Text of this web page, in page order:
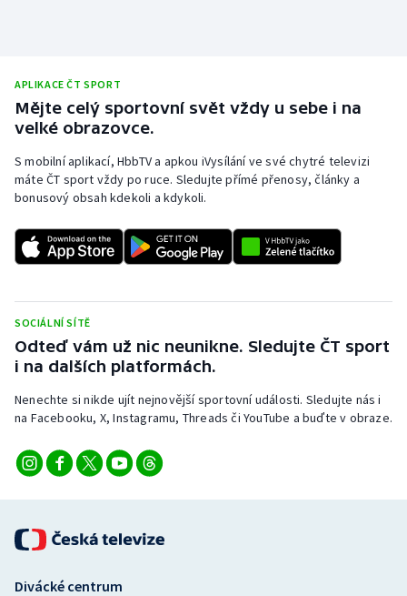
APLIKACE ČT SPORT
Mějte celý sportovní svět vždy u sebe i na
velké obrazovce.
S mobilní aplikací, HbbTV a apkou iVysílání ve své chytré televizi
máte ČT sport vždy po ruce. Sledujte přímé přenosy, články a
bonusový obsah kdekoli a kdykoli.
SOCIÁLNÍ SÍTĚ
Odteď vám už nic neunikne. Sledujte ČT sport
i na dalších platformách.
Nenechte si nikde ujít nejnovější sportovní události. Sledujte nás i
na Facebooku, X, Instagramu, Threads či YouTube a buďte v obraze.
Divácké centrum